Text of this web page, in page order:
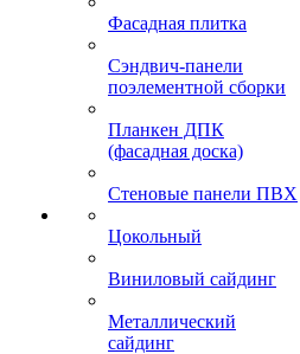
Фасадная плитка
Сэндвич-панели
поэлементной сборки
Планкен ДПК
(фасадная доска)
Стеновые панели ПВХ
Цокольный
Виниловый сайдинг
Металлический
сайдинг